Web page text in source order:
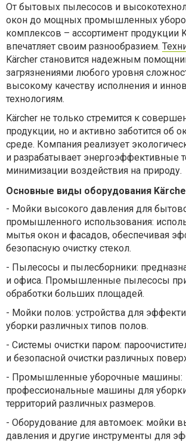
От бытовых пылесосов и
окон до мощных промышленных
комплексов – ассортимент продукции
впечатляет своим разнообразием.
Kärcher становится надежным
загрязнениями любого уровня
высокому качеству исполнения и
технологиям.
Kärcher не только стремится к
продукции, но и активно заботится об
среде. Компания реализует
и разрабатывает энергоэффективные
минимизации воздействия на природу.
Основные виды оборудования
- Мойки высокого давления для
промышленного использования:
мытья окон и фасадов, обеспечивая
безопасную очистку стекол.
- Пылесосы и пылесборники:
и офиса. Промышленные пылесосы
обработки больших площадей.
- Мойки полов: устройства для
уборки различных типов полов.
- Системы очистки паром:
и безопасной очистки различных
- Промышленные уборочные машины:
профессиональные машины для
территорий различных размеров.
- Оборудование для автомоек: мойки
давления и другие инструменты для